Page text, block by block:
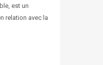
est un
relation avec la